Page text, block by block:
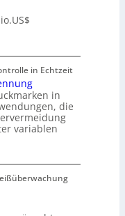
in Echtzeit
in
die
variablen